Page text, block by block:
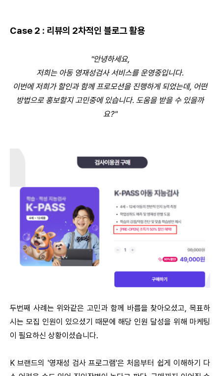
Case 2 : 리뷰의 2차적인 블로그 활용
"안녕하세요,
저희는 아동 영재성검사 서비스를 운영중입니다.
이번에 저희가 할인과 함께 프로모션을 진행하게 되었는데, 어떤
방법으로 홍보할지 고민중에 있습니다. 도움을 받을 수 있을까
요?"
두번째 사례는 위와같은 고민과 함께 바름을 찾아오셨고, 목표하
시는 모집 인원이 있으셨기 때문에 해당 인원 달성을 위해 마케팅
이 필요하신 상황이셨습니다.
K 브랜드의 '영재성 검사 프로그램'은 처음부터 쉽게 이해하기 다